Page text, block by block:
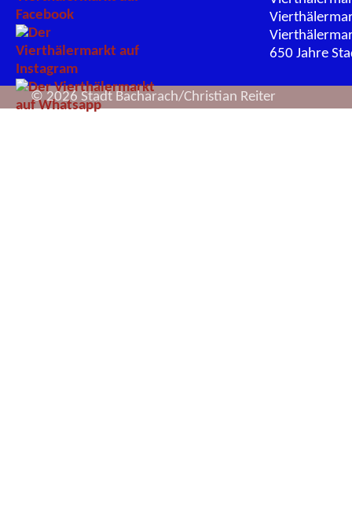
650 Jahre
© 2026 Stadt Bacharach/Christian Reiter